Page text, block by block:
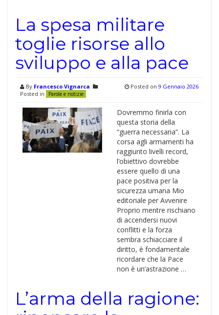
La spesa militare
toglie risorse allo
sviluppo e alla pace
By Francesco Vignarca
Posted in
Parole e notizie
Posted on 9 Gennaio 2026
Dovremmo finirla con
questa storia della
“guerra necessaria”. La
corsa agli armamenti ha
raggiunto livelli record,
l’obiettivo dovrebbe
essere quello di una
pace positiva per la
sicurezza umana Mio
editoriale per Avvenire
Proprio mentre rischiano
di accendersi nuovi
conflitti e la forza
sembra schiacciare il
diritto, è fondamentale
ricordare che la Pace
non è un’astrazione …
L’arma della ragione: